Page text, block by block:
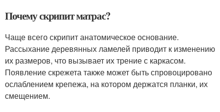
Почему скрипит матрас?
Чаще всего скрипит анатомическое основание.
Рассыхание деревянных ламелей приводит к изменению
их размеров, что вызывает их трение с каркасом.
Появление скрежета также может быть спровоцировано
ослаблением крепежа, на котором держатся планки, их
смещением.